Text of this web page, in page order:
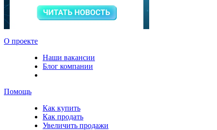
О проекте
Наши вакансии
Блог компании
Помощь
Как купить
Как продать
Увеличить продажи